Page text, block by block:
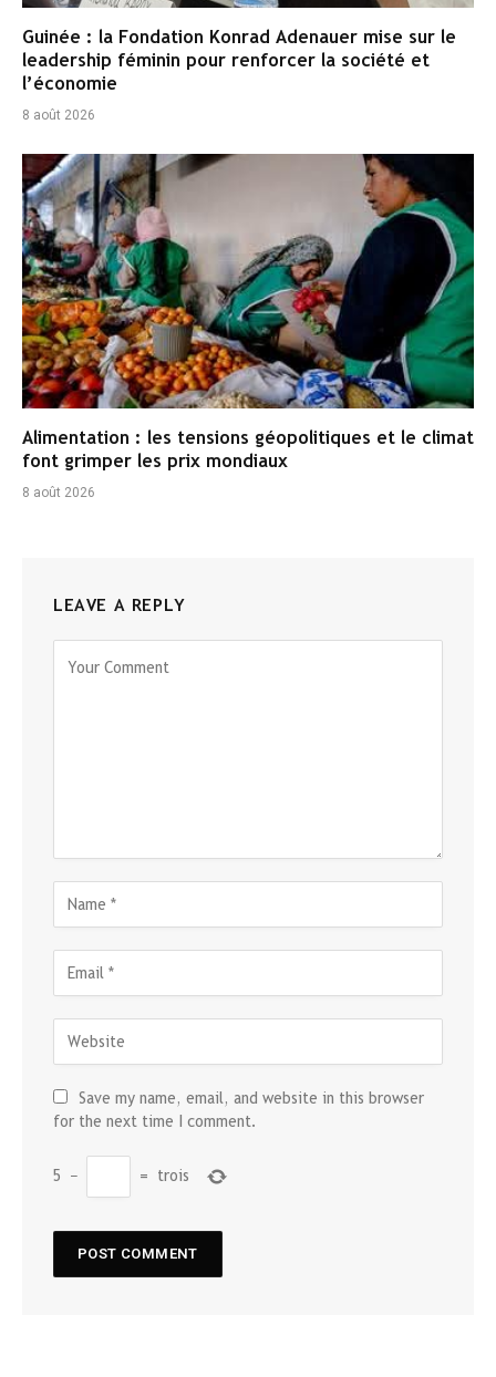
Guinée : la Fondation Konrad Adenauer mise sur le
leadership féminin pour renforcer la société et
l’économie
8 août 2026
Alimentation : les tensions géopolitiques et le climat
font grimper les prix mondiaux
8 août 2026
LEAVE A REPLY
Save my name, email, and website in this browser
for the next time I comment.
5 − = trois